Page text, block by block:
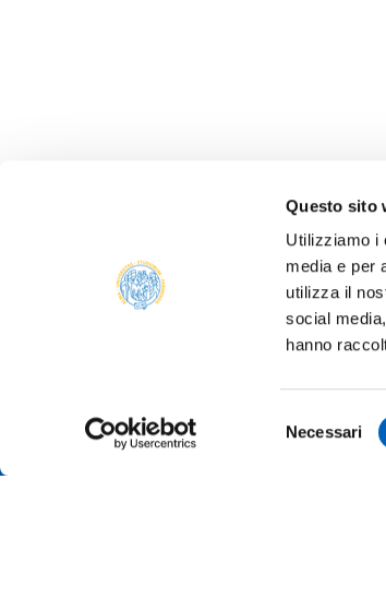
Questo sito
Utilizziamo i
media e per
utilizza il
social
hanno
del
Necessari